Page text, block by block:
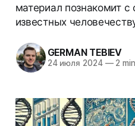
материал познакомит
известных
GERMAN TEBIEV
24 июля 2024 —2